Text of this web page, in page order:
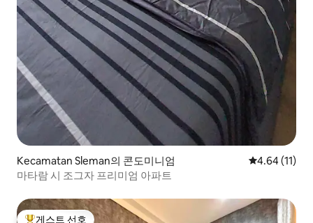
Kecamatan Sleman의 콘도미니엄 평점 4.64점
4.64 (11)
마타람 시 조그자 프리미엄 아파트
게스트 선호